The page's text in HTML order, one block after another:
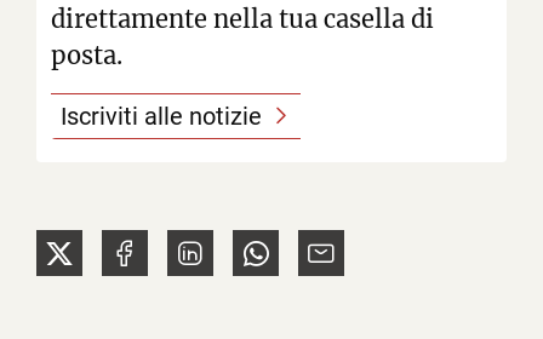
direttamente nella tua casella di
posta.
Iscriviti alle notizie